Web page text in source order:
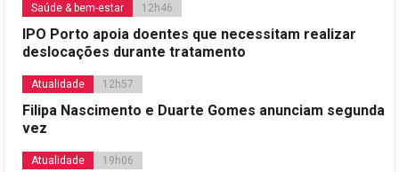
Saúde & bem-estar 12h46
IPO Porto apoia doentes que necessitam realizar
deslocações durante tratamento
Atualidade 12h57
Filipa Nascimento e Duarte Gomes anunciam segunda
vez
Atualidade 19h06